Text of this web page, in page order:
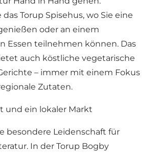
das Torup Spisehus, wo Sie eine
oder an einem
Essen teilnehmen können. Das
auch köstliche vegetarische
– immer mit einem Fokus
Zutaten.
und ein lokaler Markt
besondere Leidenschaft für
In der Torup Bogby